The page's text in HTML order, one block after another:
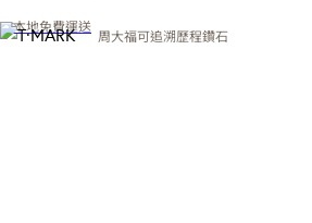
本地免費運送
周大福可追溯歷程鑽石